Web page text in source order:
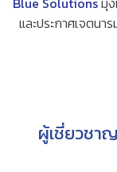
และประกาศเจตน
ผู้เชี่ยวชา